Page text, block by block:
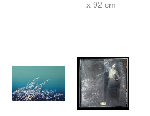
x 92 cm